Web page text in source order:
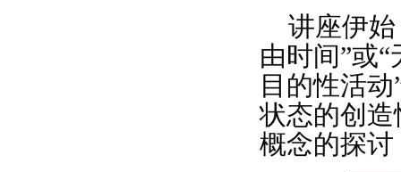
讲座伊始
由时间”或
目的性活
状态的创造
概念的探讨